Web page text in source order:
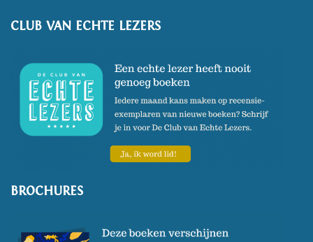
CLUB VAN ECHTE LEZERS
BROCHURES